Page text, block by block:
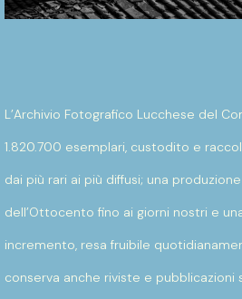
L’Archivio Fotografico Lucchese del
1.820.700 esemplari, custodito e
dai più rari ai più diffusi; una
dell’Ottocento fino ai giorni nostri e
incremento, resa fruibile
conserva anche riviste e